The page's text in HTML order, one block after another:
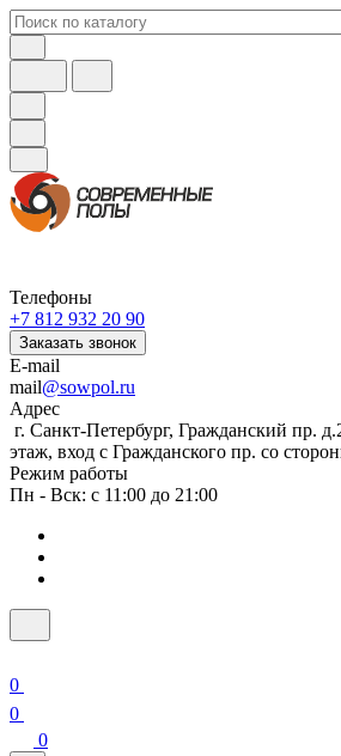
Телефоны
+7 812 932 20 90
Заказать звонок
E-mail
mail@sowpol.ru
Адрес
г. Санкт-Петербург, Гражданский пр.
этаж, вход с Гражданского пр. со
Режим работы
Пн - Вск: с 11:00 до 21:00
0
0
0